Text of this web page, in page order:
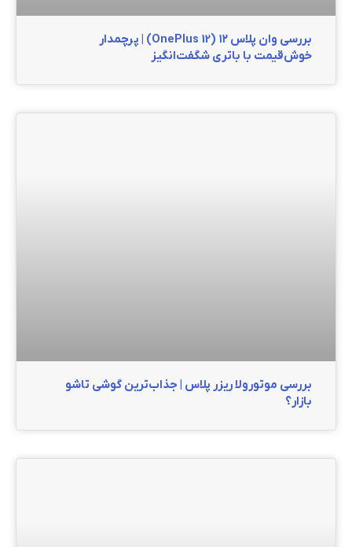
بررسی وان پلاس ۱۲ (OnePlus 12) | پرچمدار
خوش‌قیمت با باتری شگفت‌انگیز
بررسی موتورولا ریزر پلاس | جذاب‌ترین گوشی تاشو
بازار؟